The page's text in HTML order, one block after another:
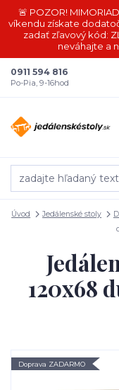
🚨 POZOR!
víkendu získate
zadať zľavový kód:
neváhajte a
0911 594 816
Po-Pia, 9-16hod
Úvod Jedálenské stoly
120x68
Doprava ZADARMO